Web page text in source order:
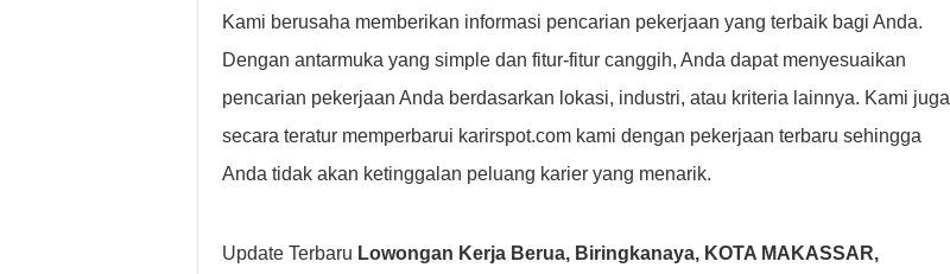
Kami berusaha memberikan informasi pencarian pekerjaan yang terbaik bagi Anda.
Dengan antarmuka yang simple dan fitur-fitur canggih, Anda dapat menyesuaikan
pencarian pekerjaan Anda berdasarkan lokasi, industri, atau kriteria lainnya. Kami juga
secara teratur memperbarui karirspot.com kami dengan pekerjaan terbaru sehingga
Anda tidak akan ketinggalan peluang karier yang menarik.
Update Terbaru Lowongan Kerja Berua, Biringkanaya, KOTA MAKASSAR,